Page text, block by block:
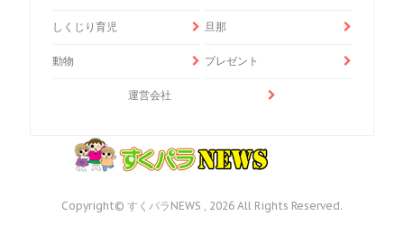
しくじり育児 旦那
動物 プレゼント
運営会社
Copyright© すくパラNEWS , 2026 All Rights Reserved.